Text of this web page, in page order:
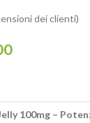
dei clienti)
100mg –